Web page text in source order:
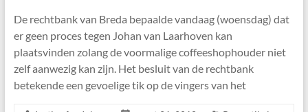
De rechtbank van Breda bepaalde vandaag (woensdag) dat
er geen proces tegen Johan van Laarhoven kan
plaatsvinden zolang de voormalige coffeeshophouder niet
zelf aanwezig kan zijn. Het besluit van de rechtbank
betekende een gevoelige tik op de vingers van het